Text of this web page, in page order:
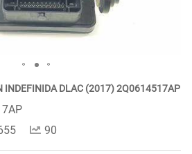
INDEFINIDA DLAC (2017) 2Q0614517AP
90